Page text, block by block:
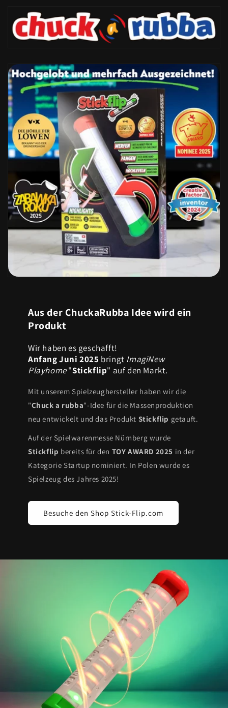
zum
Inhalt
Aus der ChuckaRubba Idee wird ein
Produkt
Wir haben es geschafft!
Anfang Juni 2025 bringt ImagiNew
Playhome"Stickflip" auf den Markt.
Mit unserem Spielzeughersteller haben wir die
"Chuck a rubba"-Idee für die Massenproduktion
neu entwickelt und das Produkt Stickflip getauft.
Auf der Spielwarenmesse Nürnberg wurde
Stickflip bereits für den TOY AWARD 2025 in der
Kategorie Startup nominiert. In Polen wurde es
Spielzeug des Jahres 2025!
Besuche den Shop Stick-Flip.com